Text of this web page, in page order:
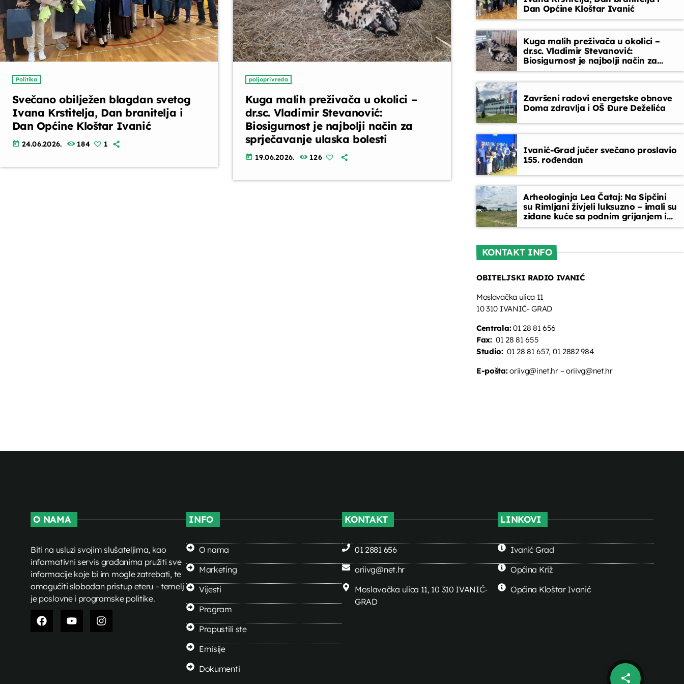
share
email
Politika
Svečano obilježen blagdan svetog
Ivana Krstitelja, Dan branitelja i
Dan Općine Kloštar Ivanić
today 24.06.2026. 184 1
poljoprivreda
Kuga malih preživača u okolici –
dr.sc. Vladimir Stevanović:
Biosigurnost je najbolji način za
sprječavanje ulaska bolesti
today 19.06.2026. 126
Dan Općine Kloštar Ivanić
Kuga malih preživača u okolici –
dr.sc. Vladimir Stevanović:
Biosigurnost je najbolji način za
sprječavanje ulaska bolesti
Završeni radovi energetske obnove
Doma zdravlja i OŠ Đure Deželića
Ivanić-Grad jučer svečano proslavio
155. rođendan
Arheologinja Lea Čataj: Na Sipčini
su Rimljani živjeli luksuzno – imali su
zidane kuće sa podnim grijanjem i
oslikanim zidovima
KONTAKT INFO
OBITELJSKI RADIO IVANIĆ
Moslavačka ulica 11
10 310 IVANIĆ- GRAD
Centrala:01 28 81 656
Fax:01 28 81 655
Studio:01 28 81 657, 01 2882 984
E-pošta:oriivg@inet.hr – oriivg@net.hr
O NAMA
Biti na usluzi svojim slušateljima, kao
informativni servis građanima pružiti sve
informacije koje bi im mogle zatrebati, te
omogućiti slobodan pristup eteru – temelj
je poslovne i programske politike.
INFO
O nama
Marketing
Vijesti
Program
Propustili ste
Emisije
Dokumenti
KONTAKT
01 2881 656
oriivg@net.hr
Moslavačka ulica 11, 10 310 IVANIĆ-
GRAD
LINKOVI
Ivanić Grad
Općina Križ
Općina Kloštar Ivanić